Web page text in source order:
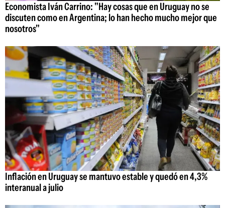
Economista Iván Carrino: "Hay cosas que en Uruguay no se
discuten como en Argentina; lo han hecho mucho mejor que
nosotros"
Inflación en Uruguay se mantuvo estable y quedó en 4,3%
interanual a julio